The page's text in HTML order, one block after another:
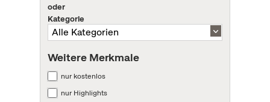
oder
Kategorie
Weitere Merkmale
nur kostenlos
nur Highlights